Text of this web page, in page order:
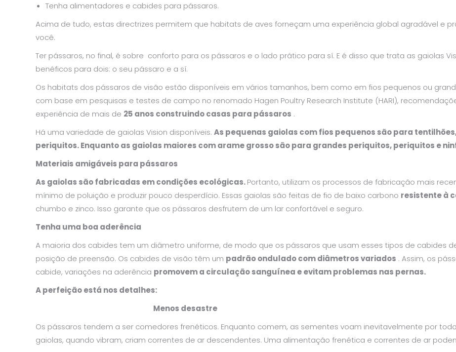
Tenha alimentadores e cabides para pássaros.
Acima de tudo, estas directrizes permitem que habitats de aves forneçam uma experiência global agradável e
você.
Ter pássaros, no final, é sobre conforto para os pássaros e o lado prático para sí. E é disso que trata as gaiolas
benéficos para dois: o seu pássaro e a sí.
Os habitats dos pássaros de visão estão disponíveis em vários tamanhos, bem como em fios pequenos ou
com base em pesquisas e testes de campo no renomado Hagen Poultry Research Institute (HARI),
experiência de mais de 25 anos construindo casas para pássaros .
Há uma variedade de gaiolas Vision disponíveis. As pequenas gaiolas com fios pequenos são para
periquitos. Enquanto as gaiolas maiores com arame grosso são para grandes periquitos, periquitos e
Materiais amigáveis ​​para pássaros
As gaiolas são fabricadas em condições ecológicas.Portanto, utilizam os processos de fabricação mais
mínimo de poluição e produzir pouco desperdício. Essas gaiolas são feitas de fio de baixo carbono resistente à
chumbo e zinco. Isso garante que os pássaros desfrutem de um lar confortável e seguro.
Tenha uma boa aderência
A maioria dos cabides tem um diâmetro uniforme, de modo que os pássaros que usam esses tipos de cabides
posição de preensão. Os cabides de visão têm um padrão ondulado com diâmetros variados . Assim, os
cabide, variações na aderência promovem a circulação sanguínea e evitam problemas nas pernas.
A perfeição está nos detalhes:
Menos desastre
Os pássaros tendem a ser comedores frenéticos. Enquanto comem, as sementes voam inevitavelmente por
gaiolas, quando vibram, criam correntes de ar descendentes. Uma alimentação frenética e correntes de ar